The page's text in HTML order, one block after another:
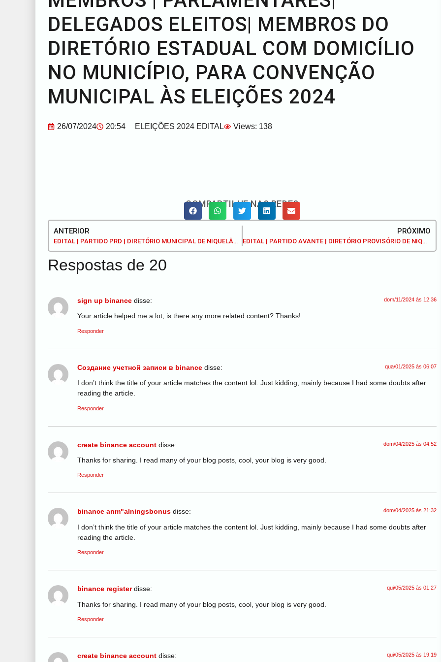
DELEGADOS ELEITOS| MEMBROS DO
DIRETÓRIO ESTADUAL COM DOMICÍLIO
NO MUNICÍPIO, PARA CONVENÇÃO
MUNICIPAL ÀS ELEIÇÕES 2024
26/07/2024 20:54 ELEIÇÕES 2024 EDITAL Views: 138
COMPARTILHE NAS REDES
ANTERIOR
EDITAL | PARTIDO PRD | DIRETÓRIO MUNICIPAL DE NIQUELÂNDIA | CONVOCA A COMISSÃO PROVISÓRIA, BEM COMO TODOS OS FILIADOS EM DIA COM SUAS OBRIGAÇÕES PARTIDÁRIAS PARA CONVENÇÃO MUNICIPAL ÀS ELEIÇÕES 2024
PRÓXIMO
EDITAL | PARTIDO AVANTE | DIRETÓRIO PROVISÓRIO DE NIQUELÂNDIA | CONVOCA A TODOS OS CONVENCIONAIS APTOS PARA PARTICIPAR DA CONVENÇÃO MUNICIPAL ÀS ELEIÇÕES 2024
Respostas de 20
sign up binance disse: dom/11/2024 às 12:36
Your article helped me a lot, is there any more related content? Thanks!
Responder
Создание учетной записи в binance disse: qua/01/2025 às 06:07
I don’t think the title of your article matches the content lol. Just kidding, mainly because I had some doubts after
reading the article.
Responder
create binance account disse: dom/04/2025 às 04:52
Thanks for sharing. I read many of your blog posts, cool, your blog is very good.
Responder
binance anm"alningsbonus disse: dom/04/2025 às 21:32
I don’t think the title of your article matches the content lol. Just kidding, mainly because I had some doubts after
reading the article.
Responder
binance register disse: qui/05/2025 às 01:27
Thanks for sharing. I read many of your blog posts, cool, your blog is very good.
Responder
create binance account disse: qui/05/2025 às 19:19